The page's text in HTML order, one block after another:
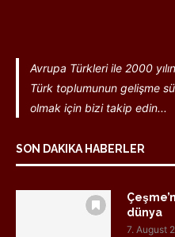
Avrupa Türkleri ile 2000
Türk toplumunun gelişme
olmak için bizi takip edin...
SON DAKIKA HABERLER
dünya
7. August